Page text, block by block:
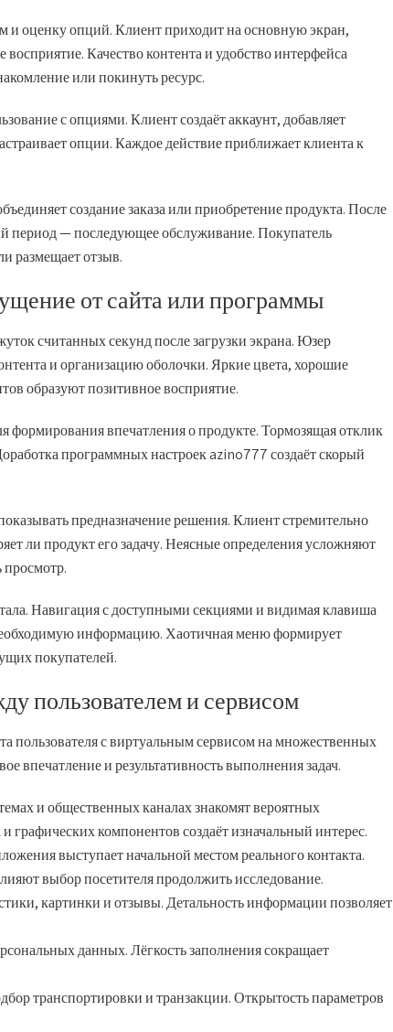
и оценку опций. Клиент приходит на основную экран,
Качество контента и удобство интерфейса
или покинуть ресурс.
с опциями. Клиент создаёт аккаунт, добавляет
опции. Каждое действие приближает клиента к
создание заказа или приобретение продукта. После
период — последующее обслуживание. Покупатель
размещает отзыв.
от сайта или программы
считанных секунд после загрузки экрана. Юзер
и организацию оболочки. Яркие цвета, хорошие
образуют позитивное восприятие.
формирования впечатления о продукте. Тормозящая отклик
программных настроек azino777 создаёт скорый
предназначение решения. Клиент стремительно
ли продукт его задачу. Неясные определения усложняют
просмотр.
Навигация с доступными секциями и видимая клавиша
информацию. Хаотичная меню формирует
покупателей.
пользователем и сервисом
пользователя с виртуальным сервисом на множественных
впечатление и результативность выполнения задач.
и общественных каналах знакомят вероятных
графических компонентов создаёт изначальный интерес.
выступает начальной местом реального контакта.
выбор посетителя продолжить исследование.
картинки и отзывы. Детальность информации позволяет
данных. Лёгкость заполнения сокращает
транспортировки и транзакции. Открытость параметров